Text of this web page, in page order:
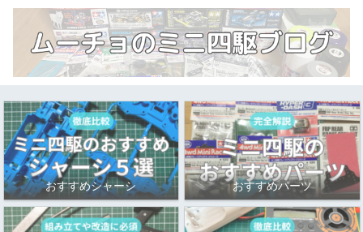
おすすめシャーシ おすすめパーツ